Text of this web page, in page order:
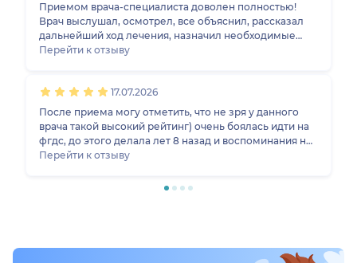
Приемом врача-специалиста доволен полностью!
Врач выслушал, осмотрел, все объяснил, рассказал
дальнейший ход лечения, назначил необходимые
лекарственные препараты и анализы.
Перейти к отзыву
17.07.2026
После приема могу отметить, что не зря у данного
врача такой высокий рейтинг) очень боялась идти на
фгдс, до этого делала лет 8 назад и воспоминания не
самые приятные остались, но Николай Олегович
подбадривал и говорил, что я молодец, от этого
Перейти к отзыву